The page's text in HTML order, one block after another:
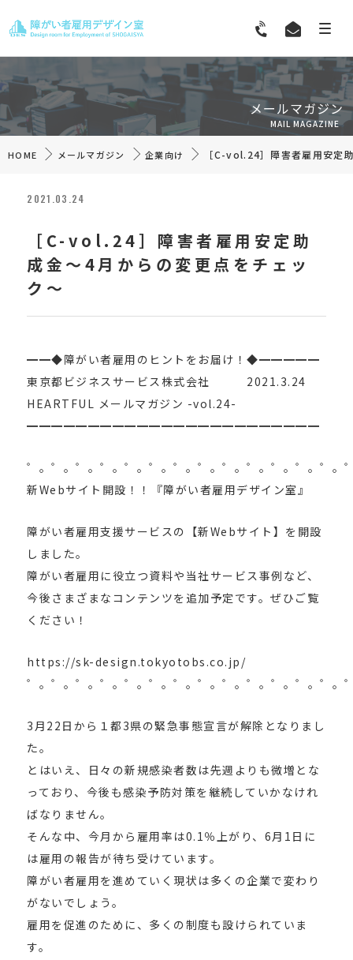
メールマガジン
MAIL MAGAZINE
HOME メールマガジン 企業向け ［C-vol.24］障害者雇用安定
2021.03.24
［C-vol.24］障害者雇用安定助
成金～4月からの変更点をチェッ
ク～
━━◆障がい者雇用のヒントをお届け！◆━━━━━
東京都ビジネスサービス株式会社 2021.3.24
HEARTFUL メールマガジン -vol.24-
━━━━━━━━━━━━━━━━━━━━━━━━
゜。゜。゜。゜。゜。゜。゜。゜。゜。゜。゜。゜。゜。
新Webサイト開設！！『障がい者雇用デザイン室』
障がい者雇用支援サービスの【新Webサイト】を開設
しました。
障がい者雇用に役立つ資料や当社サービス事例など、
今後さまざまなコンテンツを追加予定です。ぜひご覧
ください！
https://sk-design.tokyotobs.co.jp/
゜。゜。゜。゜。゜。゜。゜。゜。゜。゜。゜。゜。゜。
3月22日から１都3県の緊急事態宣言が解除となりまし
た。
とはいえ、日々の新規感染者数は先週よりも微増とな
っており、今後も感染予防対策を継続していかなけれ
ばなりません。
そんな中、今月から雇用率は0.1％上がり、6月1日に
は雇用の報告が待ち受けています。
障がい者雇用を進めていく現状は多くの企業で変わり
がないでしょう。
雇用を促進のために、多くの制度も設けられていま
す。